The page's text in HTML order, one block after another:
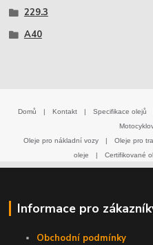
229.3
A40
Domů | Kontakt | Specifikace olejů
Oleje pro nákladní vozy
| Oleje pro
oleje
| Certifikované
Informace pro
Obchodní podmínky